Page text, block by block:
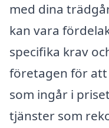
med dina
kan vara
specifika krav
företagen för att
som ingår i
tjänster som